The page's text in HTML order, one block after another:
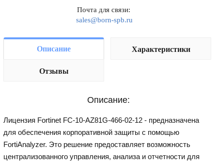
Почта для связи:
sales@born-spb.ru
Описание Характеристики
Отзывы
Описание:
Лицензия Fortinet FC-10-AZ81G-466-02-12 - предназначена
для обеспечения корпоративной защиты с помощью
FortiAnalyzer. Это решение предоставляет возможность
централизованного управления, анализа и отчетности для